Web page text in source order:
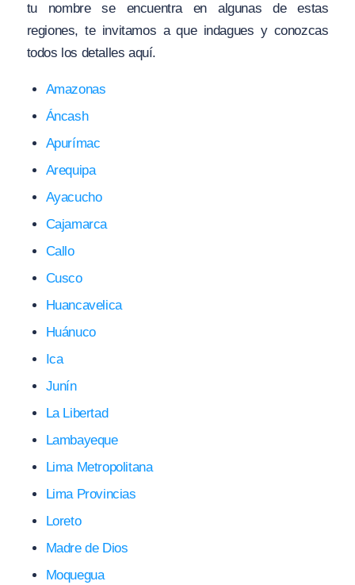
tu nombre se encuentra en algunas de estas
regiones, te invitamos a que indagues y conozcas
todos los detalles aquí.
Amazonas
Áncash
Apurímac
Arequipa
Ayacucho
Cajamarca
Callo
Cusco
Huancavelica
Huánuco
Ica
Junín
La Libertad
Lambayeque
Lima Metropolitana
Lima Provincias
Loreto
Madre de Dios
Moquegua